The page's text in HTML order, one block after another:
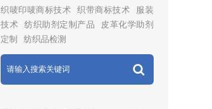
织唛印唛商标技术 织带商标技术
服装
技术
纺织助剂定制产品
皮革化学助剂
定制
纺织品检测